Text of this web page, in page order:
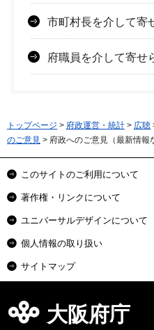
市町村長を介して寄
府職員を介して寄せ
トップページ > 府政運営・統計 > 広聴
のご意見 > 府政へのご意見（最新情報
このサイトのご利用について
著作権・リンクについて
ユニバーサルデザインについて
個人情報の取り扱い
サイトマップ
大阪府庁